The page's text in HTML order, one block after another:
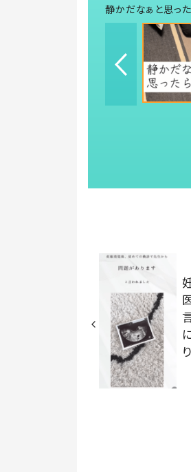
静かだなぁと思っ